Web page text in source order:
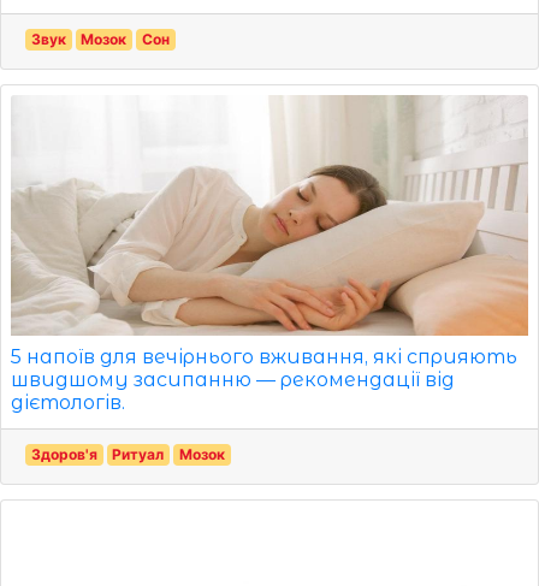
Звук Мозок Сон
5 напоїв для вечірнього вживання, які сприяють
швидшому засипанню — рекомендації від
дієтологів.
Здоров'я Ритуал Мозок